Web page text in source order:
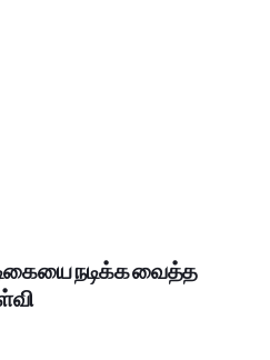
நடிக்க வைத்த